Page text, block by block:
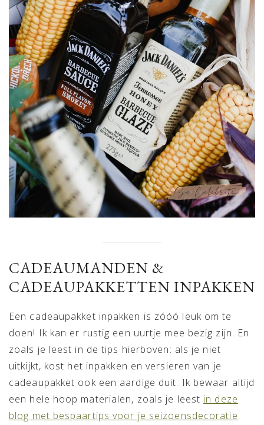
CADEAUMANDEN &
CADEAUPAKKETTEN INPAKKEN
Een cadeaupakket inpakken is zóóó leuk om te
doen! Ik kan er rustig een uurtje mee bezig zijn. En
zoals je leest in de tips hierboven: als je niet
uitkijkt, kost het inpakken en versieren van je
cadeaupakket ook een aardige duit. Ik bewaar altijd
een hele hoop materialen, zoals je leest in deze
blog met bespaartips voor je seizoensdecoratie.